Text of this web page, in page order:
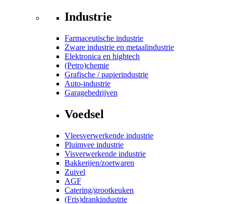
Industrie
Farmaceutische industrie
Zware industrie en metaalindustrie
Elektronica en hightech
(Petro)chemie
Grafische / papierindustrie
Auto-industrie
Garagebedrijven
Voedsel
Vleesverwerkende industrie
Pluimvee industrie
Visverwerkende industrie
Bakkerijen/zoetwaren
Zuivel
AGF
Catering/grootkeuken
(Fris)drankindustrie